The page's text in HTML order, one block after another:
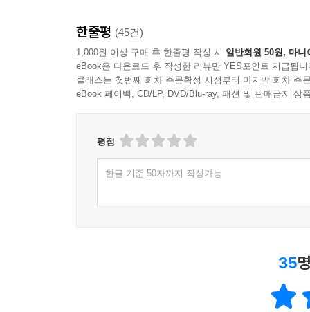
한줄평 (45건)
1,000원 이상 구매 후 한줄평 작성 시 일반회원 50원, 마니
eBook은 다운로드 후 작성한 리뷰만 YES포인트 지급됩니
클래스는 첫번째 회차 주문확정 시점부터 마지막 회차 주
eBook 페이백, CD/LP, DVD/Blu-ray, 패션 및 판매금지 상
평점
한글 기준 50자까지 작성가능
35